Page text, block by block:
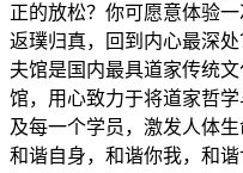
正的放松？你可愿意体验一
返璞归真，回到内心最深
夫馆是国内最具道家传统
馆，用心致力于将道家哲
及每一个学员，激发人体
和谐自身，和谐你我，和谐